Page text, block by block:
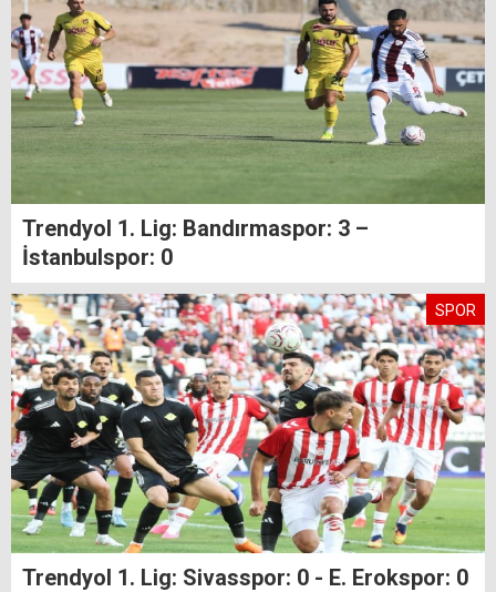
Trendyol 1. Lig: Bandırmaspor: 3 –
İstanbulspor: 0
SPOR
Trendyol 1. Lig: Sivasspor: 0 - E. Erokspor: 0